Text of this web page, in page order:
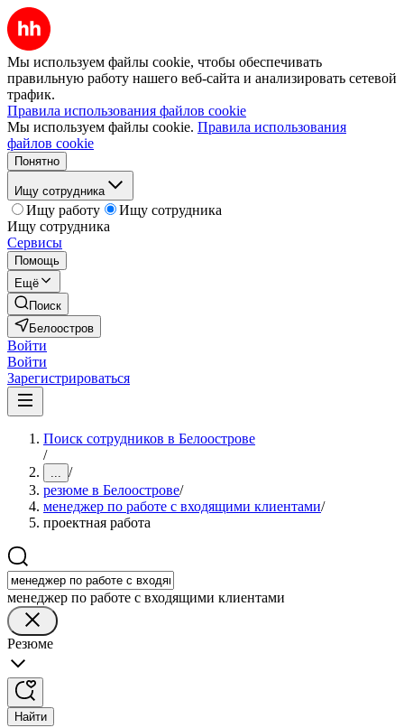
Мы используем файлы cookie, чтобы обеспечивать
правильную работу нашего веб-сайта и анализировать сетевой
трафик.
Правила использования файлов cookie
Мы используем файлы cookie. Правила использования
файлов cookie
Понятно
Ищу сотрудника
Ищу работу
Ищу сотрудника
Ищу сотрудника
Сервисы
Помощь
Ещё
Поиск
Белоостров
Войти
Войти
Зарегистрироваться
Поиск сотрудников в Белоострове
/
... /
резюме в Белоострове/
менеджер по работе с входящими клиентами/
проектная работа
менеджер по работе с входящими клиентами
Резюме
Найти